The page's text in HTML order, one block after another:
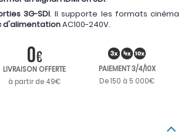
3G-SDI. Il supporte les formats cinéma
d'alimentationAC100-240V.
LIVRAISON OFFERTE
à partir de 49€
PAIEMENT 3/4/10X
De 150 à 5 000€